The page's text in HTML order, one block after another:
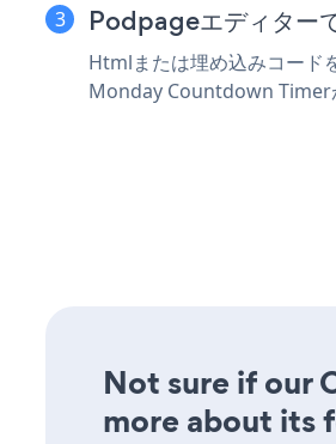
Podpageエディター
Htmlまたは埋め込みコード
Monday Countdown Timer
Not sure if our
more about its